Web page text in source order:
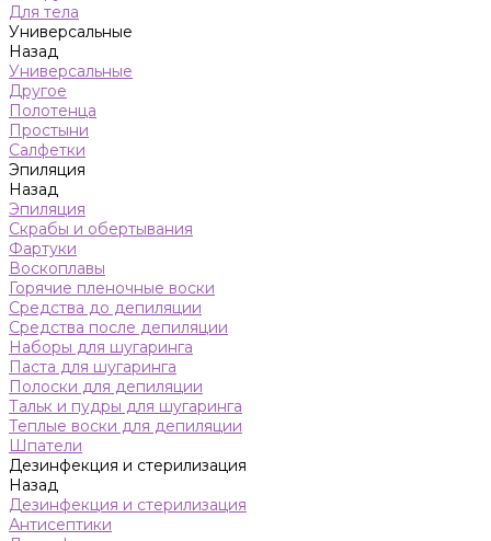
Для тела
Универсальные
Назад
Универсальные
Другое
Полотенца
Простыни
Салфетки
Эпиляция
Назад
Эпиляция
Скрабы и обертывания
Фартуки
Воскоплавы
Горячие пленочные воски
Средства до депиляции
Средства после депиляции
Наборы для шугаринга
Паста для шугаринга
Полоски для депиляции
Тальк и пудры для шугаринга
Теплые воски для депиляции
Шпатели
Дезинфекция и стерилизация
Назад
Дезинфекция и стерилизация
Антисептики